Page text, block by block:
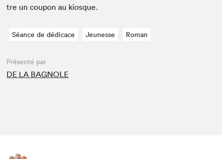
tre un coupon au kiosque.
Séance de dédicace Jeunesse Roman
Présenté par
DE LA BAGNOLE